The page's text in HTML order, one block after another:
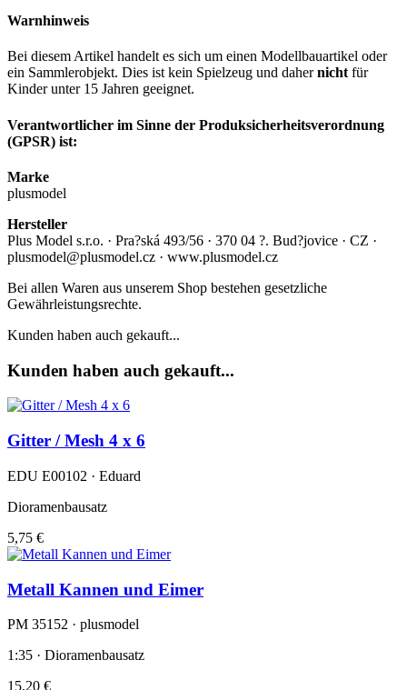
Warnhinweis
Bei diesem Artikel handelt es sich um einen Modellbauartikel oder
ein Sammlerobjekt. Dies ist kein Spielzeug und dahernicht für
Kinder unter 15 Jahren geeignet.
Verantwortlicher im Sinne der Produksicherheitsverordnung
(GPSR) ist:
Marke
plusmodel
Hersteller
Plus Model s.r.o. · Pra?ská 493/56 · 370 04 ?. Bud?jovice · CZ ·
plusmodel@plusmodel.cz · www.plusmodel.cz
Bei allen Waren aus unserem Shop bestehen gesetzliche
Gewährleistungsrechte.
Kunden haben auch gekauft...
Kunden haben auch gekauft...
Gitter / Mesh 4 x 6
EDU E00102 · Eduard
Dioramenbausatz
5,75 €
Metall Kannen und Eimer
PM 35152 · plusmodel
1:35 · Dioramenbausatz
15,20 €